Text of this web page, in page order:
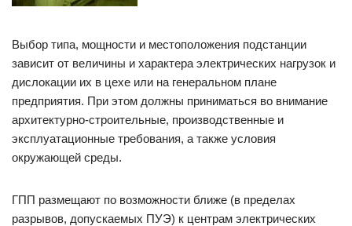
Выбор типа, мощности и местоположения подстанции
зависит от величины и характера электрических нагрузок и
дислокации их в цехе или на генеральном плане
предприятия. При этом должны приниматься во внимание
архитектурно-строительные, производственные и
эксплуатационные требования, а также условия
окружающей среды.
ГПП размещают по возможности ближе (в пределах
разрывов, допускаемых ПУЭ) к центрам электрических